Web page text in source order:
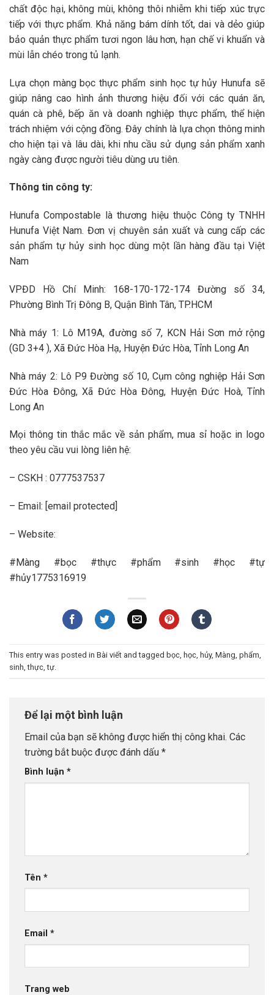
chất độc hại, không mùi, không thôi nhiễm khi tiếp xúc trực
tiếp với thực phẩm. Khả năng bám dính tốt, dai và dẻo giúp
bảo quản thực phẩm tươi ngon lâu hơn, hạn chế vi khuẩn và
mùi lẫn chéo trong tủ lạnh.
Lựa chọn màng bọc thực phẩm sinh học tự hủy Hunufa sẽ
giúp nâng cao hình ảnh thương hiệu đối với các quán ăn,
quán cà phê, bếp ăn và doanh nghiệp thực phẩm, thể hiện
trách nhiệm với cộng đồng. Đây chính là lựa chọn thông minh
cho hiện tại và lâu dài, khi nhu cầu sử dụng sản phẩm xanh
ngày càng được người tiêu dùng ưu tiên.
Thông tin công ty:
Hunufa Compostable là thương hiệu thuộc Công ty TNHH
Hunufa Việt Nam. Đơn vị chuyên sản xuất và cung cấp các
sản phẩm tự hủy sinh học dùng một lần hàng đầu tại Việt
Nam
VPĐD Hồ Chí Minh: 168-170-172-174 Đường số 34,
Phường Bình Trị Đông B, Quận Bình Tân, TP.HCM
Nhà máy 1: Lô M19A, đường số 7, KCN Hải Sơn mở rộng
(GD 3+4 ), Xã Đức Hòa Hạ, Huyện Đức Hòa, Tỉnh Long An
Nhà máy 2: Lô P9 Đường số 10, Cụm công nghiệp Hải Sơn
Đức Hòa Đông, Xã Đức Hòa Đông, Huyện Đức Hoà, Tỉnh
Long An
Mọi thông tin thắc mắc về sản phẩm, mua sỉ hoặc in logo
theo yêu cầu vui lòng liên hệ:
– CSKH : 0777537537
– Email: [email protected]
– Website:
#Màng #bọc #thực #phẩm #sinh #học #tự
#hủy1775316919
This entry was posted in Bài viết and tagged bọc học hủy, Màng phẩm
sinh ,thực ,tự
Để lại một bình luận
Email của bạn sẽ không được hiển thị công khai. Các
trường bắt buộc được đánh dấu *
Bình luận *
Tên *
Email *
Trang web